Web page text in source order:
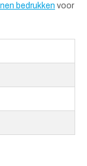
bedrukken voor